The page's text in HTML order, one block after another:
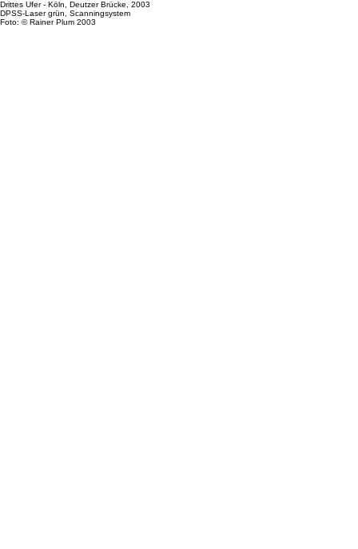
Drittes Ufer - Köln, Deutzer Brücke, 2003
DPSS-Laser grün, Scanningsystem
Foto: © Rainer Plum 2003